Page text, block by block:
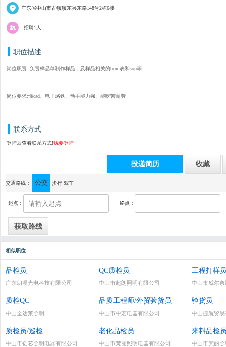
广东省中山市古镇镇东兴东路148号2栋6楼
招聘1人
职位描述
岗位职责: 负责样品单制作样品，及样品相关的bom表和sop等
岗位要求:懂cad、电子烙铁、动手能力强、能吃苦耐劳
联系方式
登陆后查看联系方式!我要登陆
投递简历 收藏
通讯地址：广东省中山市古镇镇东兴东路148号2栋6楼
交通路线： 公交 步行 驾车
起点： 终点：
相似职位
品检员
广东朗漫光电科技有限公司
QC质检员
中山市超朗照明有限公司
工程打样
中山市威尔
质检QC
中山金达莱照明
品质工程师/外贸验货员
中山市中宏电器有限公司
验货员
中山捷航贸
质检员/巡检
中山市创芯照明电器有限公司
老化品检员
中山市梵丽照明电器有限公司
来料品检
中山市梵丽